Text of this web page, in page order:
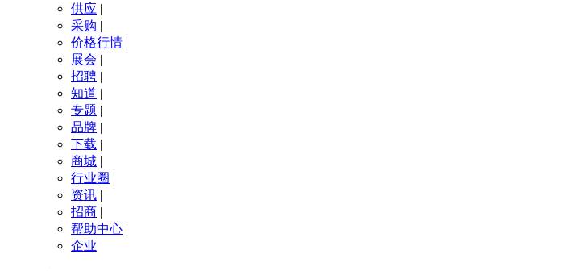
供应 |
采购 |
价格行情 |
展会 |
招聘 |
知道 |
专题 |
品牌 |
下载 |
商城 |
行业圈 |
资讯 |
招商 |
帮助中心 |
企业